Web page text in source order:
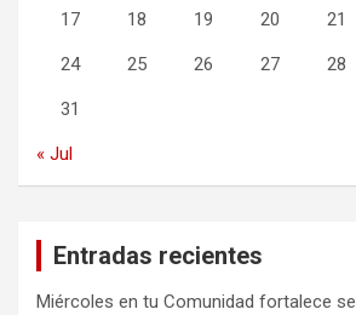
17 18 19 20 21
24 25 26 27 28
31
« Jul
Entradas recientes
Miércoles en tu Comunidad fortalece